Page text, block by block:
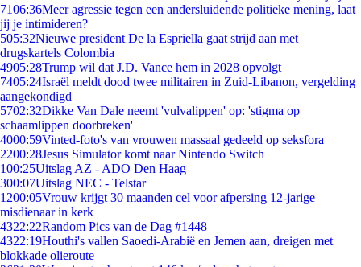
7106:36Meer agressie tegen een andersluidende politieke mening, laat
jij je intimideren?
505:32Nieuwe president De la Espriella gaat strijd aan met
drugskartels Colombia
4905:28Trump wil dat J.D. Vance hem in 2028 opvolgt
7405:24Israël meldt dood twee militairen in Zuid-Libanon, vergelding
aangekondigd
5702:32Dikke Van Dale neemt 'vulvalippen' op: 'stigma op
schaamlippen doorbreken'
4000:59Vinted-foto's van vrouwen massaal gedeeld op seksfora
2200:28Jesus Simulator komt naar Nintendo Switch
100:25Uitslag AZ - ADO Den Haag
300:07Uitslag NEC - Telstar
1200:05Vrouw krijgt 30 maanden cel voor afpersing 12-jarige
misdienaar in kerk
4322:22Random Pics van de Dag #1448
4322:19Houthi's vallen Saoedi-Arabië en Jemen aan, dreigen met
blokkade olieroute